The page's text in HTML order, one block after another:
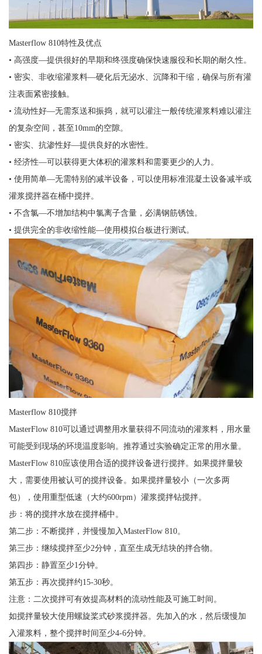
Masterflow 810特性及优点
• 高强度—提供很好的早期和终强度确保快速服役和长期的耐久性。
• 密实、非收缩灌浆料—硬化后无泌水、沉降和干缩，确保与所有灌
注表面紧密接触。
• 流动性好—无需泵送和振捣，就可以灌注一般传统灌浆料难以灌注
的复杂空间，甚至10mm的空隙。
• 密实、抗渗性好—提供良好的水密性。
• 经济性—可以获得更大体积的灌浆料和需要更少的人力。
• 使用简单—无需特别的减半设备，可以使用标准混凝土设备减半或
灌浆搅拌器在桶中搅拌。
• 不含氯—不增加结构中氯离子含量，必满钢筋锈蚀。
• 提供完全的非收缩性能—使用模拟台板进行测试。
Masterflow 810搅拌
MasterFlow 810可以通过调整用水量获得不同流动的灌浆料，用水量
可能受到现场的环境温度影响。推荐通过实验确定正常的用水量。
MasterFlow 810应该使用合适的搅拌设备进行搅拌。如果搅拌量较
大，需要使用被认可的搅拌设备。如果搅拌量较小（一次多两
包），使用重型低速（大约600rpm）灌浆搅拌钻搅拌。
步：将的搅拌水放在搅拌桶中。
第二步：不断搅拌，并慢慢加入MasterFlow 810。
第三步：继续搅拌至少2分钟，直至生成无结块的拌合物。
第四步：静置至少1分钟。
第五步：再次搅拌约15-30秒。
注意：二次搅拌可有效提高材料的流动性能及可施工时间。
如搅拌量较大使用螺旋桨式砂浆搅拌器。先加入的水，然后缓慢加
入灌浆料，整个搅拌时间至少4-6分钟。